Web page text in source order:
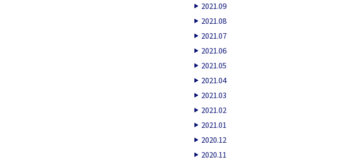
2021.09
2021.08
2021.07
2021.06
2021.05
2021.04
2021.03
2021.02
2021.01
2020.12
2020.11